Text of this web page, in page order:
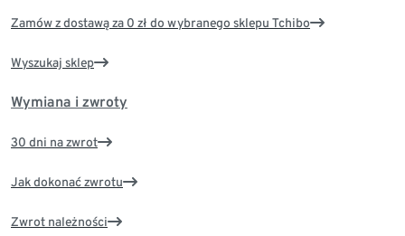
Zamów z dostawą za 0 zł do wybranego sklepu Tchibo
Wyszukaj sklep
Wymiana i zwroty
30 dni na zwrot
Jak dokonać zwrotu
Zwrot należności